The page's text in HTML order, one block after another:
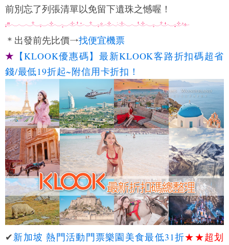
前別忘了列張清單以免留下遺珠之憾喔！
＊出發前先比價→找便宜機票
★ 【KLOOK優惠碼】最新KLOOK客路折扣碼超省
錢/最低19折起~附信用卡折扣！
✔新加坡 熱門活動門票樂園美食最低31折★★超划